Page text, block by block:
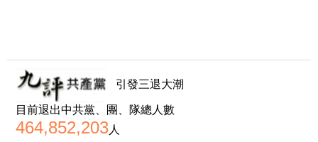
引發三退大潮
目前退出中共黨、團、隊總人數
464,852,203人